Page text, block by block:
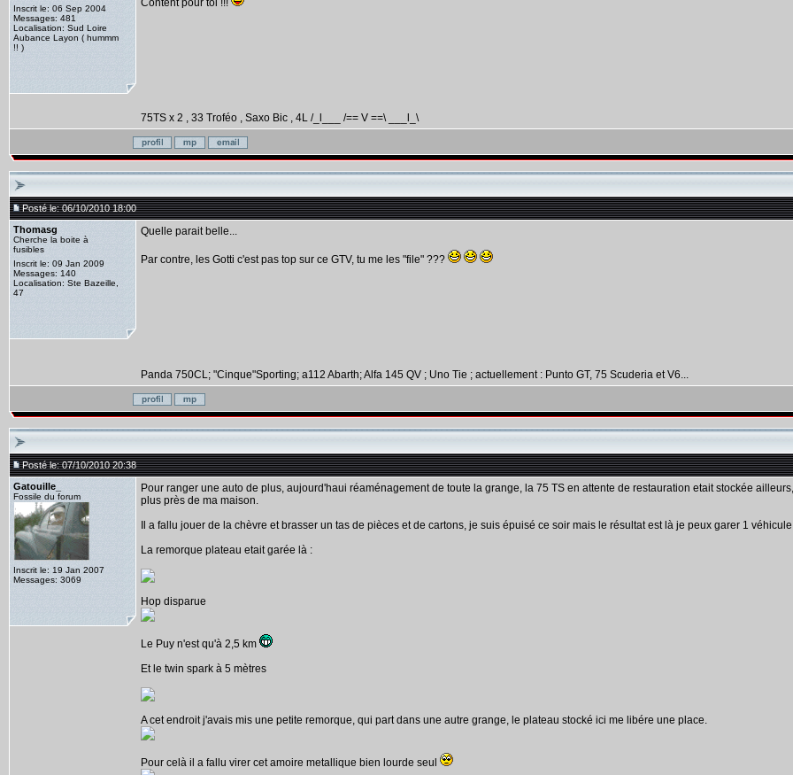
Inscrit le: 06 Sep 2004
Messages: 481
Localisation: Sud Loire
Aubance Layon ( hummm
!! )
Content pour toi !!!
75TS x 2 , 33 Troféo , Saxo Bic , 4L /_l___ /== V ==\ ___l_\
Posté le: 06/10/2010 18:00
Thomasg
Cherche la boite à
fusibles
Inscrit le: 09 Jan 2009
Messages: 140
Localisation: Ste Bazeille,
47
Quelle parait belle...
Par contre, les Gotti c'est pas top sur ce GTV, tu me les "file" ???
Panda 750CL; "Cinque"Sporting; a112 Abarth; Alfa 145 QV ; Uno Tie ; actuellement : Punto GT, 75 Scuderia et V6...
Posté le: 07/10/2010 20:38
Gatouille_
Fossile du forum
Inscrit le: 19 Jan 2007
Messages: 3069
Pour ranger une auto de plus, aujourd'haui réaménagement de toute la grange, la 75 TS en attente de restauration etait stockée
plus près de ma maison.
Il a fallu jouer de la chèvre et brasser un tas de pièces et de cartons, je suis épuisé ce soir mais le résultat est là je peux garer 1
La remorque plateau etait garée là :
Hop disparue
Le Puy n'est qu'à 2,5 km
Et le twin spark à 5 mètres
A cet endroit j'avais mis une petite remorque, qui part dans une autre grange, le plateau stocké ici me libére une place.
Pour celà il a fallu virer cet amoire metallique bien lourde seul